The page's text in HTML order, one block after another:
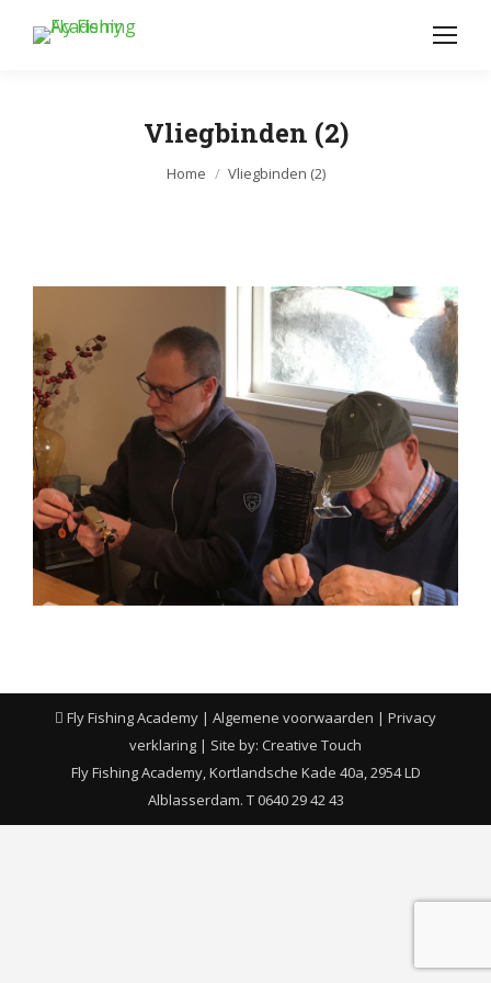
Vliegbinden (2)
Je bent hier:
Home Vliegbinden (2)
Fly Fishing Academy | Algemene voorwaarden | Privacy
verklaring | Site by: Creative Touch
Fly Fishing Academy, Kortlandsche Kade 40a, 2954 LD
Alblasserdam. T 0640 29 42 43